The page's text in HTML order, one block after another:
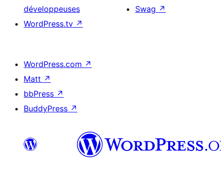
développeuses
WordPress.tv ↗
Swag ↗
WordPress.com ↗
Matt ↗
bbPress ↗
BuddyPress ↗